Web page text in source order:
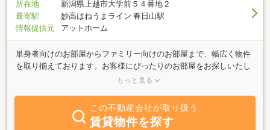
所在地
新潟県上越市大学前５４番地２
最寄駅
妙高はねうまライン 春日山駅
情報提供元
アットホーム
単身者向けのお部屋からファミリー向けのお部屋まで、幅広く物件
を取り揃えております。お客様にぴったりのお部屋をお探しいたし
ます。弊社は、上越教育大学近くの山麓線沿いにあります。お買い
もっと見る
この不動産会社が取り扱う
賃貸物件を探す